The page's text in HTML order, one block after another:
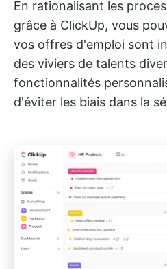
En rationalisant les
grâce à ClickUp, vous
vos offres d'emploi sont
des viviers de talents
fonctionnalités
d'éviter les biais dans la